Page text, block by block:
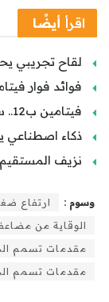
اقرأ أيضًا
لقاح تجريبي
فوائد فوار
فيتامين ب12.. سر الطاقة وصحة الأعصاب
ذكاء اصطناعي
نزيف
وسوم :
ارتفاع
الوقاية من
مقدمات تسمم
مقدمات تسمم